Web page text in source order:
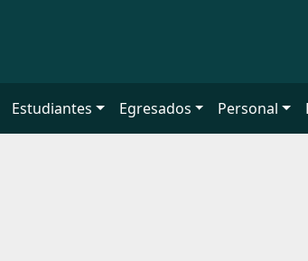
Estudiantes Egresados Personal